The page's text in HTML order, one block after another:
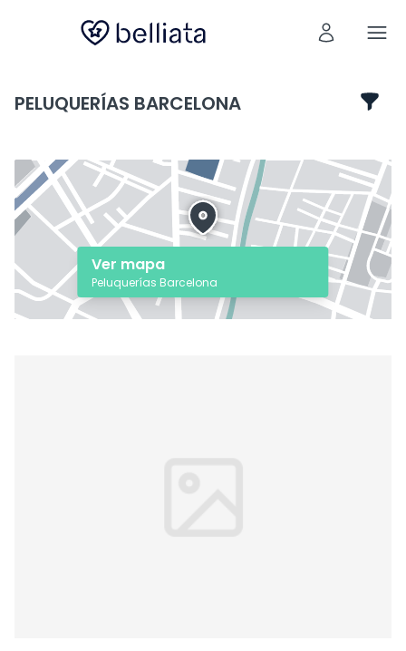
PELUQUERÍAS BARCELONA
Ver mapa
Peluquerías Barcelona